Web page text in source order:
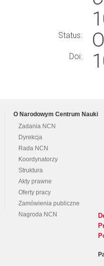
Status:
Doi:
O Narodowym Centrum Nauki
Zadania NCN
Dyrekcja
Rada NCN
Koordynatorzy
Struktura
Akty prawne
Oferty pracy
Zamówienia publiczne
Nagroda NCN